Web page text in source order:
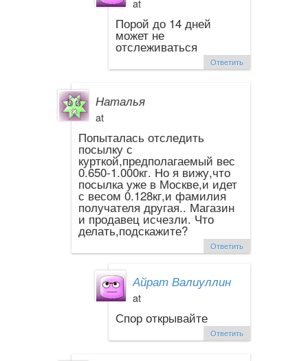
Порой до 14 дней
может не
отслеживаться
Ответить
Наталья
at
Попыталась отследить
посылку с
курткой,предполагаемый вес
0.650-1.000кг. Но я вижу,что
посылка уже в Москве,и идет
с весом 0.128кг,и фамилия
получателя другая.. Магазин
и продавец исчезли. Что
делать,подскажите?
Ответить
Айрат Валиуллин
at
Спор открывайте
Ответить